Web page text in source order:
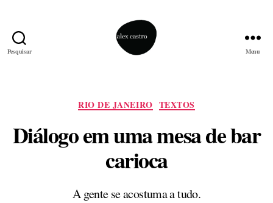
Pesquisar Menu
Categorias
RIO DE JANEIRO TEXTOS
Diálogo em uma mesa de bar
carioca
A gente se acostuma a tudo.